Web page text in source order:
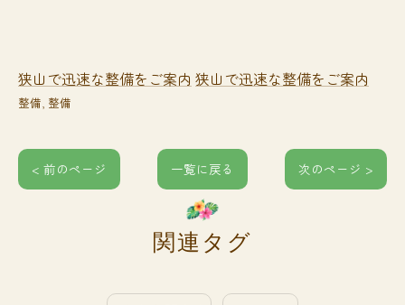
狭山で迅速な整備をご案内 狭山で迅速な整備をご案内
整備 整備
< 前のページ 一覧に戻る 次のページ >
関連タグ